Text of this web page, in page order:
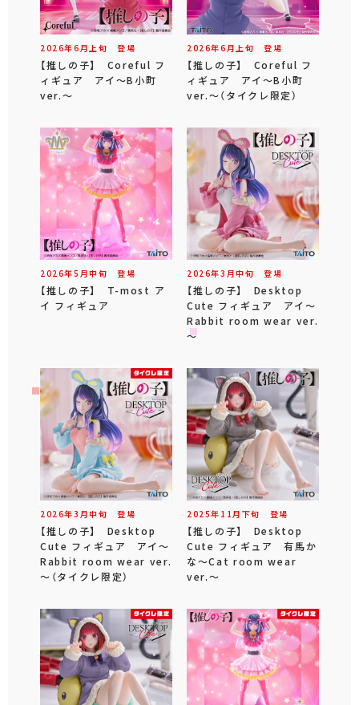
2026年6 月 上旬 登場
【推しの子】 Coreful フ
ィギュア アイ～B小町
ver.～
2026年6 月 上旬 登場
【推しの子】 Coreful フ
ィギュア アイ～B小町
ver.～（タイクレ限定）
2026年5 月中旬 登場
【推しの子】 T-most ア
イ フィギュア
2026年3 月中旬 登場
【推しの子】 Desktop
Cute フィギュア アイ～
Rabbit room wear ver.
～
2026年3 月中旬 登場
【推しの子】 Desktop
Cute フィギュア アイ～
Rabbit room wear ver.
～（タイクレ限定）
2025年 11 月 下旬 登場
【推しの子】 Desktop
Cute フィギュア 有馬か
な～Cat room wear
ver.～